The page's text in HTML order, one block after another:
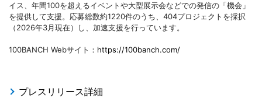
イス、年間100を超えるイベントや大型展示会などでの発信の「機会」
を提供して支援。応募総数約1220件のうち、404プロジェクトを採択
（2026年3月現在）し、加速支援を行っています。
100BANCH Webサイト： https://100banch.com/
プレスリリース詳細